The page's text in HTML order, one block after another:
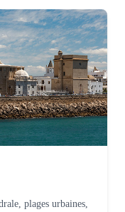
plages urbaines,